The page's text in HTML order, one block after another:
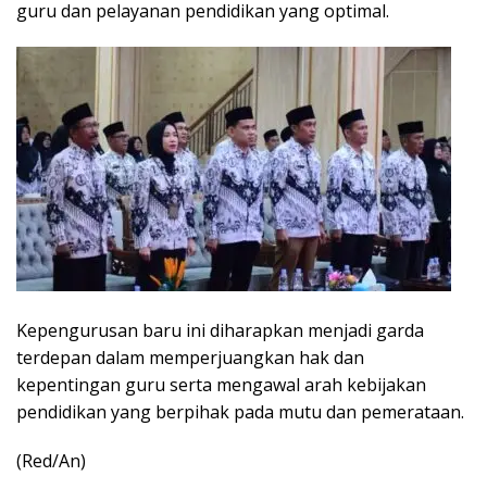
guru dan pelayanan pendidikan yang optimal.
Kepengurusan baru ini diharapkan menjadi garda
terdepan dalam memperjuangkan hak dan
kepentingan guru serta mengawal arah kebijakan
pendidikan yang berpihak pada mutu dan pemerataan.
(Red/An)